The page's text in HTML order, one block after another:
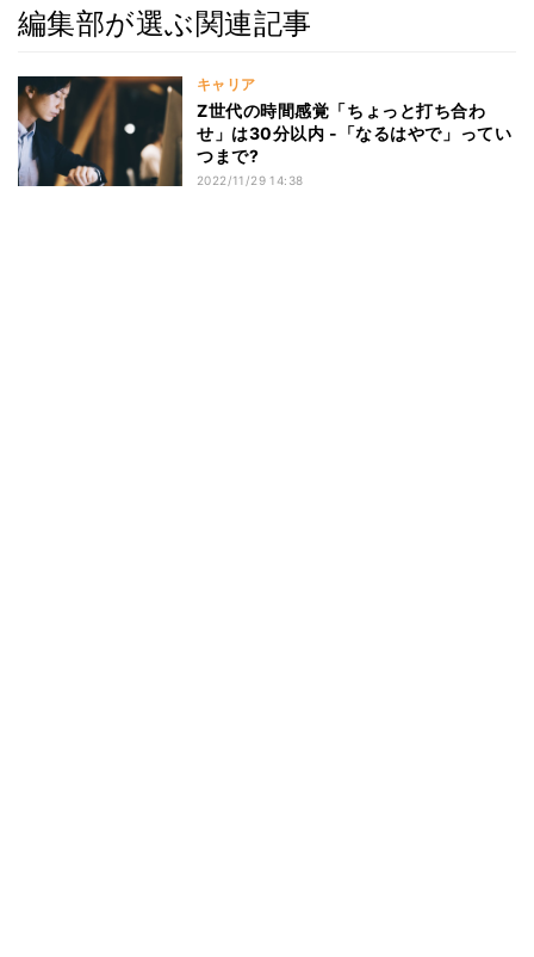
編集部が選ぶ関連記事
キャリア
Z世代の時間感覚「ちょっと打ち合わ
せ」は30分以内 -「なるはやで」ってい
つまで?
2022/11/29 14:38